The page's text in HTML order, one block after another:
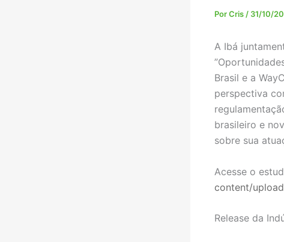
PorCris / 31/10/
A Ibá
Brasil e a
perspectiva
brasileiro e
sobre sua
Acesse o
content/
Release da